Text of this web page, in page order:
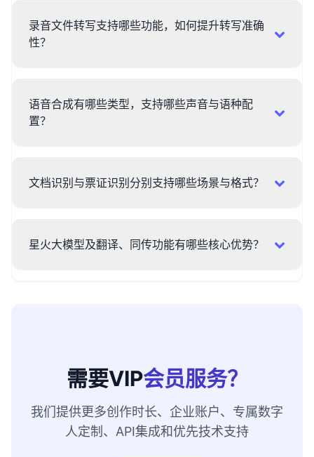
录音文件转写支持哪些功能，如何提升转写准确
性？
语音合成有哪些类型，支持哪些声音与语种配
置？
文档识别与票证识别分别支持哪些场景与格式？
星火大模型及翻译、同传功能有哪些核心优势？
需要VIP会员服务？
我们提供更多创作时长、企业账户、专属数字
人定制、API集成和优先技术支持